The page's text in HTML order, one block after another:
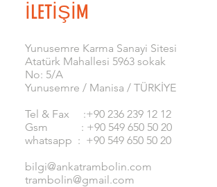
İLETİŞİM
​Yunusemre Karma Sanayi Sitesi
Atatürk Mahallesi 5963 sokak
No: 5/A
Yunusemre / Manisa / TÜRKİYE
Tel & Fax :+90 236 239 12 12
Gsm : +90 549 650 50 20
whatsapp : +90 549 650 50 20
bilgi@ankatrambolin.com
trambolin@gmail.com